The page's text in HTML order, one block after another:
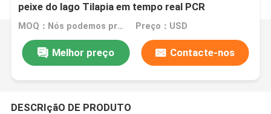
peixe do lago Tilapia em tempo real PCR
liofilizado
MOQ：Nós podemos produzir jogos líquidos e liofilizados Preço：USD
Melhor preço Contacte-nos
DESCRIçãO DE PRODUTO